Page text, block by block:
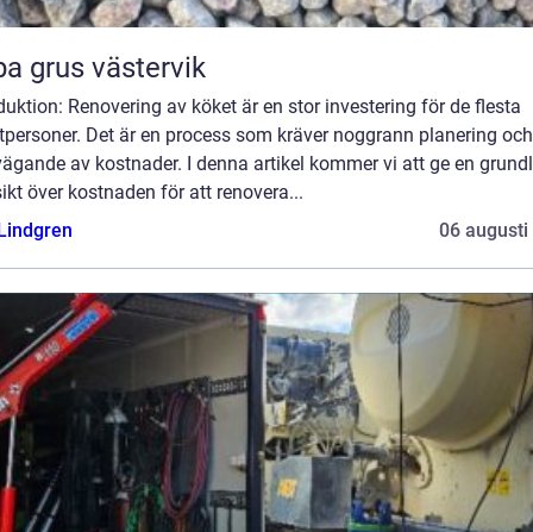
grus västervik
Renovering av köket är en stor investering för de flesta
Det är en process som kräver noggrann planering och
av kostnader. I denna artikel kommer vi att ge en
över kostnaden för att renovera...
06 augusti